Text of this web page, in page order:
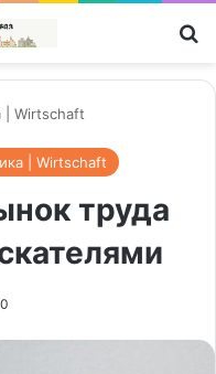
| Wirtschaft
| Wirtschaft
труда